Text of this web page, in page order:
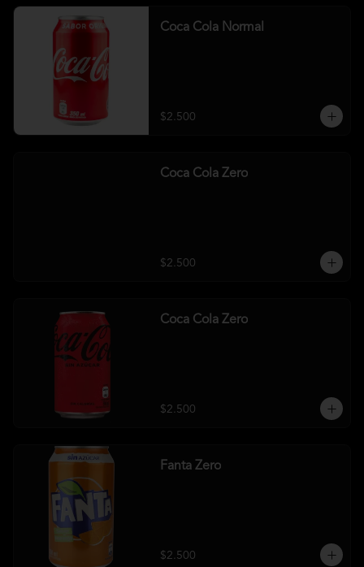
Coca Cola Normal
$2.500
Coca Cola Zero
$2.500
Coca Cola Zero
$2.500
Fanta Zero
$2.500